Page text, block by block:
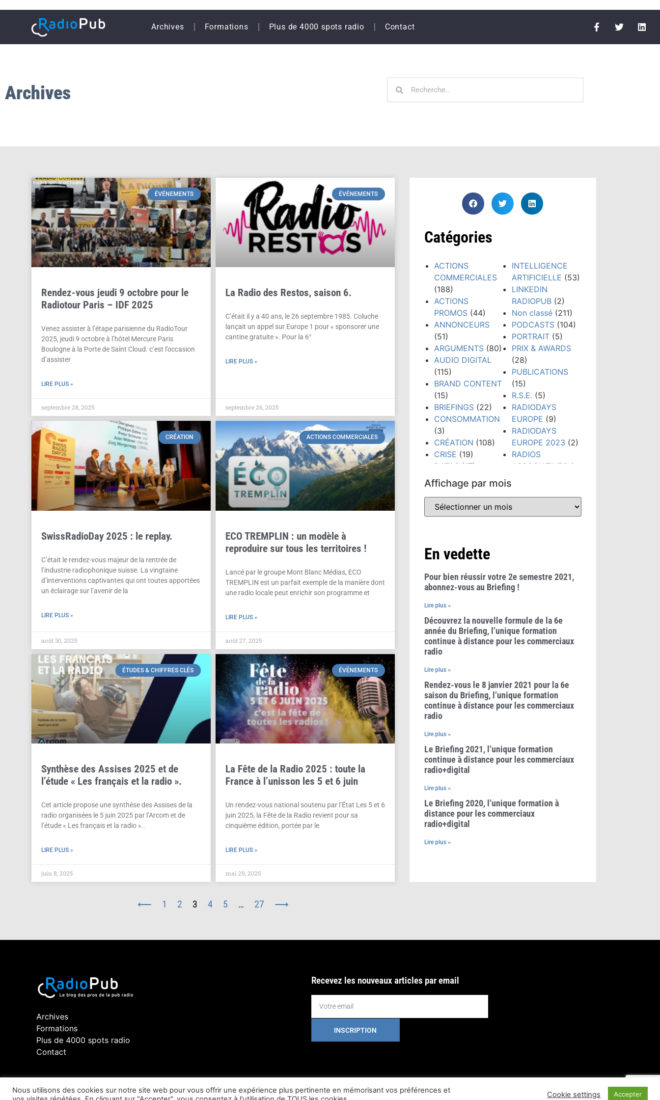
Archives Formations Plus de 4000 spots radio Contact
Archives
ÉVÉNEMENTS
Rendez-vous jeudi 9 octobre pour le
Radiotour Paris – IDF 2025
Venez assister à l’étape parisienne du RadioTour
2025, jeudi 9 octobre à l’hôtel Mercure Paris
Boulogne à la Porte de Saint Cloud. c’est l’occasion
d’assister
LIRE PLUS »
septembre 28, 2025
ÉVÉNEMENTS
La Radio des Restos, saison 6.
C’était il y a 40 ans, le 26 septembre 1985. Coluche
lançait un appel sur Europe 1 pour « sponsorer une
cantine gratuite ». Pour la 6°
LIRE PLUS »
septembre 26, 2025
CRÉATION
SwissRadioDay 2025 : le replay.
C’était le rendez-vous majeur de la rentrée de
l’industrie radiophonique suisse. La vingtaine
d’interventions captivantes qui ont toutes apportées
un éclairage sur l’avenir de la
LIRE PLUS »
août 30, 2025
ACTIONS COMMERCIALES
ECO TREMPLIN : un modèle à
reproduire sur tous les territoires !
Lancé par le groupe Mont Blanc Médias, ECO
TREMPLIN est un parfait exemple de la manière dont
une radio locale peut enrichir son programme et
LIRE PLUS »
août 27, 2025
ÉTUDES & CHIFFRES CLÉS
Synthèse des Assises 2025 et de
l’étude « Les français et la radio ».
Cet article propose une synthèse des Assises de la
radio organisées le 5 juin 2025 par l’Arcom et de
l’étude « Les français et la radio »..
LIRE PLUS »
juin 8, 2025
ÉVÉNEMENTS
La Fête de la Radio 2025 : toute la
France à l’unisson les 5 et 6 juin
Un rendez-vous national soutenu par l’État Les 5 et 6
juin 2025, la Fête de la Radio revient pour sa
cinquième édition, portée par le
LIRE PLUS »
mai 29, 2025
⟵ 1 2 3 4 5 … 27 ⟶
Catégories
ACTIONS
COMMERCIALES
(188)
ACTIONS
PROMOS(44)
ANNONCEURS
(51)
ARGUMENTS(80)
AUDIO DIGITAL
(115)
BRAND CONTENT
(15)
BRIEFINGS(22)
CONSOMMATION
(3)
CRÉATION (108)
CRISE (19)
DATAS (17)
DIGITAL
ÉTUDES &
CHIFFRES CLÉS
(300)
FORMATION(148)
GRANDS PRIX
PUB RADIO
(10)
INTELLIGENCE
ARTIFICIELLE (53)
LINKEDIN
RADIOPUB(2)
Non classé(211)
PODCASTS(104)
PORTRAIT(5)
PRIX & AWARDS
(28)
PUBLICATIONS
(15)
R.S.E. (5)
RADIODAYS
EUROPE (9)
RADIODAYS
EUROPE 2023 (2)
RADIOS
ASSOCIATIVES &
USAGES
TENDANCES(481)
WEBINAIRE
Affichage par mois
En vedette
Pour bien réussir votre 2e semestre 2021,
abonnez-vous au Briefing !
Lire plus »
Découvrez la nouvelle formule de la 6e
année du Briefing, l’unique formation
continue à distance pour les commerciaux
radio
Lire plus »
Rendez-vous le 8 janvier 2021 pour la 6e
saison du Briefing, l’unique formation
continue à distance pour les commerciaux
radio
Lire plus »
Le Briefing 2021, l’unique formation
continue à distance pour les commerciaux
radio+digital
Lire plus »
Le Briefing 2020, l’unique formation à
distance pour les commerciaux
radio+digital
Lire plus »
Archives
Formations
Plus de 4000 spots radio
Contact
Recevez les nouveaux articles par email
INSCRIPTION
Nous utilisons des cookies sur notre site web pour vous offrir une expérience plus pertinente en mémorisant vos préférences et
Cookie settings Accepter